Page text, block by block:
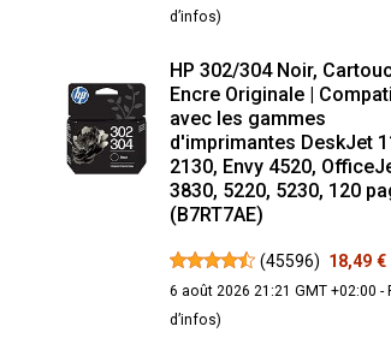
d’infos)
HP 302/304 Noir,
Encre Originale |
avec les gammes
d'imprimantes DeskJet
2130, Envy 4520,
3830, 5220, 5230, 120
(B7RT7AE)
(45596) 18,49 €
6 août 2026 21:21 GMT +02:00 -
d’infos)